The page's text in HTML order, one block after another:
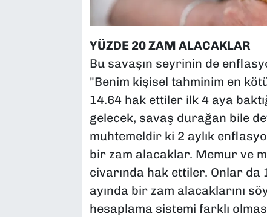
YÜZDE 20 ZAM ALACAKLAR
Bu savaşın seyrinin de
"Benim kişisel tahminim en
14.64 hak ettiler ilk 4 aya
gelecek, savaş durağan bile
muhtemeldir ki 2 aylık
bir zam alacaklar. Memur ve
civarında hak ettiler. Onlar da
ayında bir zam alacaklarını
hesaplama sistemi farklı